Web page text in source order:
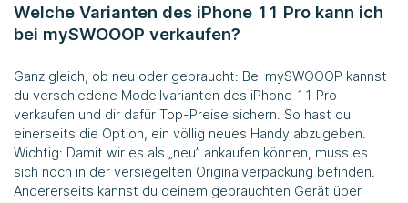
Welche Varianten des iPhone 11 Pro kann ich
bei mySWOOOP verkaufen?
Ganz gleich, ob neu oder gebraucht: Bei mySWOOOP kannst
du verschiedene Modellvarianten des iPhone 11 Pro
verkaufen und dir dafür Top-Preise sichern. So hast du
einerseits die Option, ein völlig neues Handy abzugeben.
Wichtig: Damit wir es als „neu” ankaufen können, muss es
sich noch in der versiegelten Originalverpackung befinden.
Andererseits kannst du deinem gebrauchten Gerät über